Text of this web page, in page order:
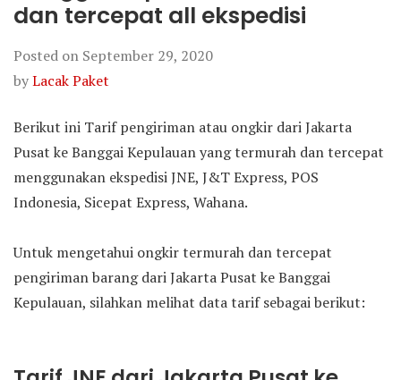
dan tercepat all ekspedisi
Posted on September 29, 2020
byLacak Paket
Berikut ini Tarif pengiriman atau ongkir dari Jakarta
Pusat ke Banggai Kepulauan yang termurah dan tercepat
menggunakan ekspedisi JNE, J&T Express, POS
Indonesia, Sicepat Express, Wahana.
Untuk mengetahui ongkir termurah dan tercepat
pengiriman barang dari Jakarta Pusat ke Banggai
Kepulauan, silahkan melihat data tarif sebagai berikut: